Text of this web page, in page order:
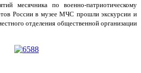
месячника по военно-патриотическому
России в музее МЧС прошли экскурсии и
отделения общественной организации